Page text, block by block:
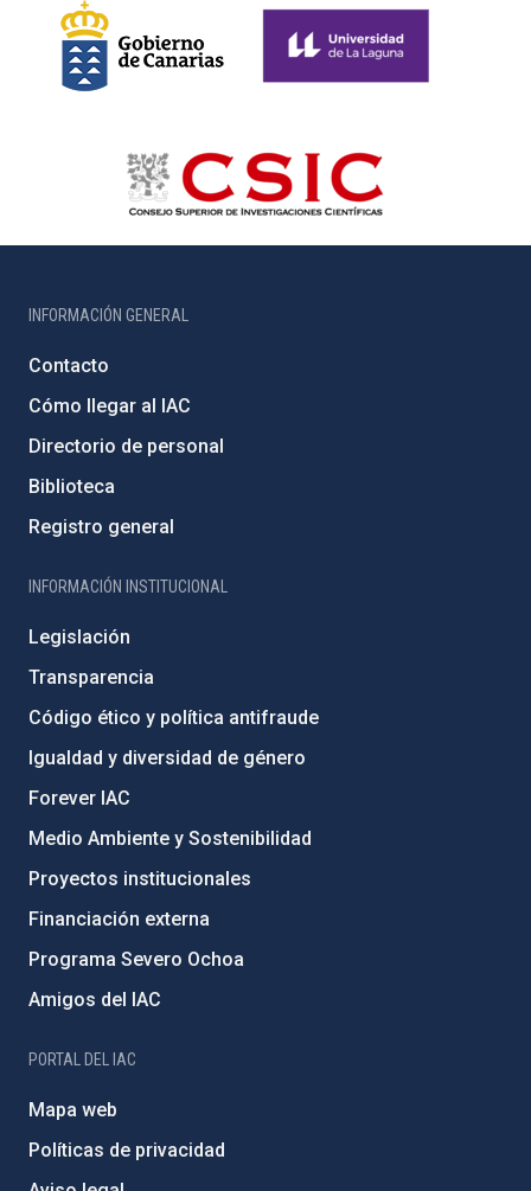
INFORMACIÓN GENERAL
Contacto
Cómo llegar al IAC
Directorio de personal
Biblioteca
Registro general
INFORMACIÓN INSTITUCIONAL
Legislación
Transparencia
Código ético y política antifraude
Igualdad y diversidad de género
Forever IAC
Medio Ambiente y Sostenibilidad
Proyectos institucionales
Financiación externa
Programa Severo Ochoa
Amigos del IAC
PORTAL DEL IAC
Mapa web
Políticas de privacidad